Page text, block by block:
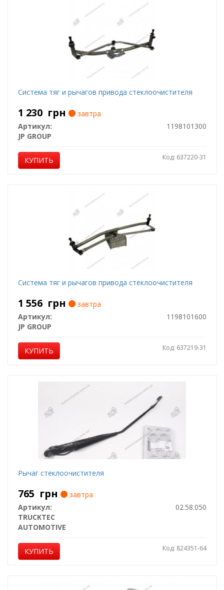
Система тяг и рычагов привода стеклоочистителя
1 230 грн
завтра
Артикул:
1198101300
JP GROUP
КУПИТЬ Код: 637220-31
Система тяг и рычагов привода стеклоочистителя
1 556 грн
завтра
Артикул:
1198101600
JP GROUP
КУПИТЬ Код: 637219-31
Рычаг стеклоочистителя
765 грн
завтра
Артикул:
02.58.050
TRUCKTEC
AUTOMOTIVE
КУПИТЬ Код: 824351-64